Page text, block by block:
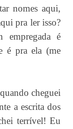
nomes aqui,
pra ler isso?
empregada é
é pra ela (me
cheguei
a escrita dos
terrível! Eu